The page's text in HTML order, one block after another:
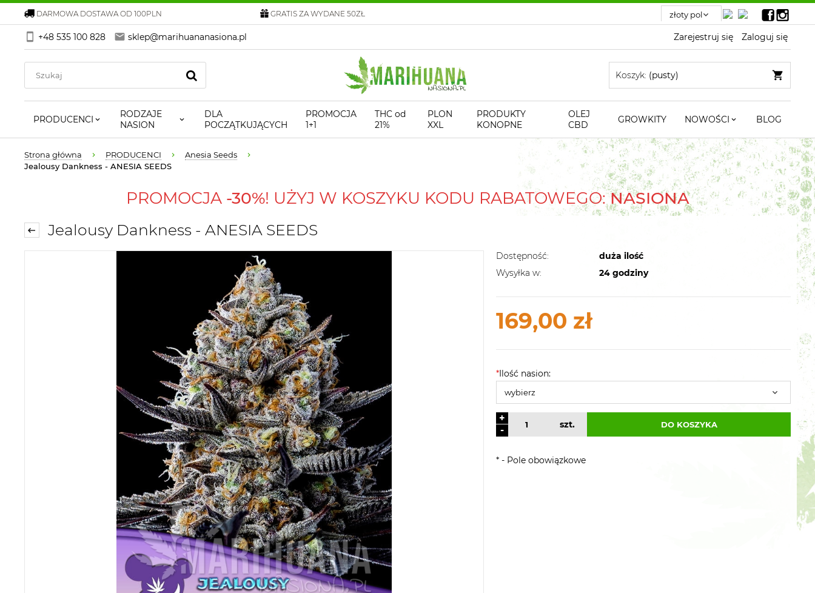
DARMOWA DOSTAWA OD 100PLN GRATIS ZA WYDANE 50ZŁ
+48 535 100 828 sklep@marihuananasiona.pl Zarejestruj się Zaloguj się
Koszyk: (pusty)
PRODUCENCI
RODZAJE
NASION
DLA
POCZĄTKUJĄCYCH
PROMOCJA
1+1
THC od
21%
PLON
XXL
PRODUKTY
KONOPNE
OLEJ
CBD
GROWKITY NOWOŚCI BLOG
Strona główna PRODUCENCI
Anesia Seeds
Jealousy Dankness - ANESIA SEEDS
PROMOCJA -30%! UŻYJ W KOSZYKU KODU RABATOWEGO:NASIONA
Jealousy Dankness - ANESIA SEEDS
Dostępność:
duża ilość
Wysyłka w:
24 godziny
169,00 zł
*Ilość nasion:
-
+
szt. DO KOSZYKA
* - Pole obowiązkowe